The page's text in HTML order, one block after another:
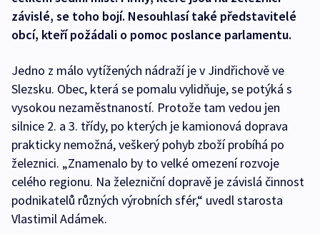
závislé, se toho bojí. Nesouhlasí také představitelé
obcí, kteří požádali o pomoc poslance parlamentu.
Jedno z málo vytížených nádraží je v Jindřichově ve
Slezsku. Obec, která se pomalu vylidňuje, se potýká s
vysokou nezaměstnaností. Protože tam vedou jen
silnice 2. a 3. třídy, po kterých je kamionová doprava
prakticky nemožná, veškerý pohyb zboží probíhá po
železnici. „Znamenalo by to velké omezení rozvoje
celého regionu. Na železniční dopravě je závislá činnost
podnikatelů různých výrobních sfér,“ uvedl starosta
Vlastimil Adámek.